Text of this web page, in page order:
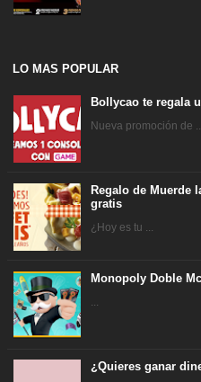
LO MAS POPULAR
Bollycao te regala
Nueva promoción de ...
Regalo de Muerde
gratis
¿Hoy es tu ...
Monopoly Doble
¿Quieres ganar